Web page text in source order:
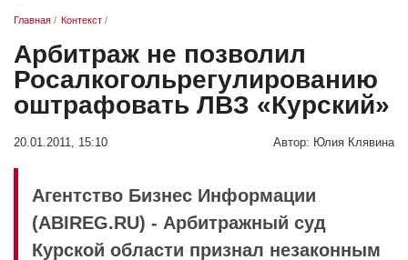
Главная / Контекст /
Арбитраж не позволил
Росалкогольрегулированию
оштрафовать ЛВЗ «Курский»
20.01.2011, 15:10 Автор: Юлия Клявина
Агентство Бизнес Информации
(ABIREG.RU) - Арбитражный суд
Курской области признал незаконным